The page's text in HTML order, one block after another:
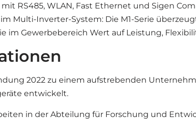
RS485, WLAN, Fast Ethernet und Sigen
Multi-Inverter-System: Die M1-Serie
im Gewerbebereich Wert auf Leistung,
2022 zu einem aufstrebenden
entwickelt.
in der Abteilung für Forschung und